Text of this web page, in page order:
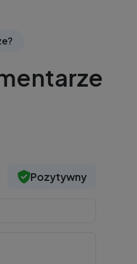
Pozytywny